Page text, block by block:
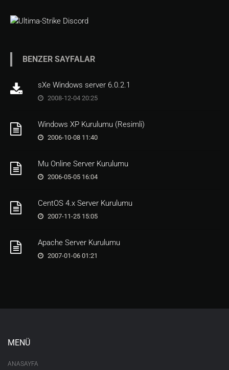
BENZER SAYFALAR
sXe Windows server 6.0.2.1
2008-12-04 20:25
Windows XP Kurulumu (Resimli)
2006-10-08 11:40
Mu Online Server Kurulumu
2006-05-05 16:04
CentOS 4.x Server Kurulumu
2007-11-25 15:05
Apache Server Kurulumu
2007-01-06 01:21
MENÜ
ANASAYFA